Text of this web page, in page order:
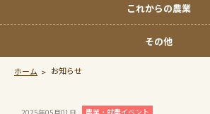
これからの農業
その他
ホーム お知らせ
農業・就農イベント